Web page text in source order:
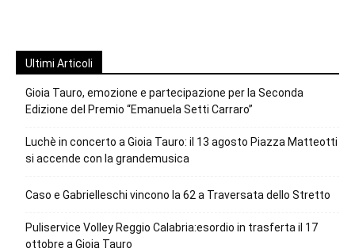
Ultimi Articoli
Gioia Tauro, emozione e partecipazione per la Seconda
Edizione del Premio “Emanuela Setti Carraro”
Luchè in concerto a Gioia Tauro: il 13 agosto Piazza Matteotti
si accende con la grandemusica
Caso e Gabrielleschi vincono la 62 a Traversata dello Stretto
Puliservice Volley Reggio Calabria:esordio in trasferta il 17
ottobre a Gioia Tauro